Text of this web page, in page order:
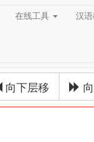
在线工具 汉
向下层移